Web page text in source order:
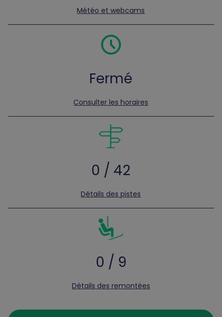
Météo et webcams
Fermé
Consulter les horaires
0 / 42
Détails des pistes
0 / 9
Détails des remontées